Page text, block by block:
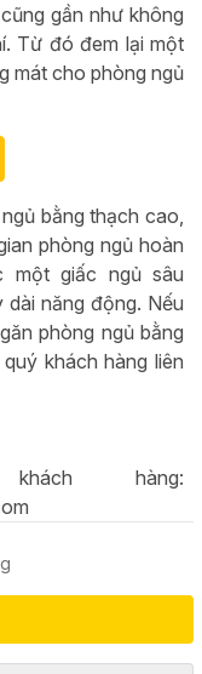
gần như không
Từ đó đem lại một
mát cho phòng ngủ
bằng thạch cao,
phòng ngủ hoàn
một giấc ngủ sâu
năng động. Nếu
phòng ngủ bằng
khách hàng liên
hàng: